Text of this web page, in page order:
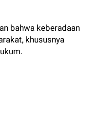
bahwa keberadaan
khususnya